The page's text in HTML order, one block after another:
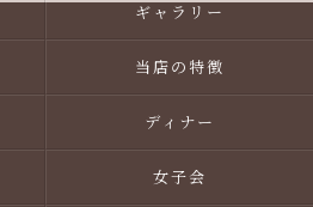
ギャラリー
当店の特徴
ディナー
女子会